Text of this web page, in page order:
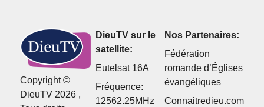
Copyright ©
DieuTV 2026 ,
DieuTV sur le
satellite:
Eutelsat 16A
Fréquence:
12562.25MHz
Nos Partenaires:
Fédération
romande d’Églises
évangéliques
Connaitredieu.com